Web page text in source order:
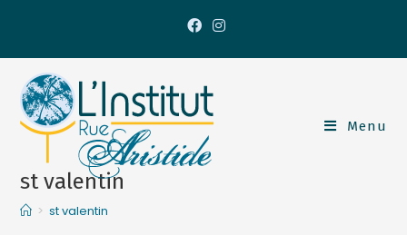
Menu
st valentin
> st valentin